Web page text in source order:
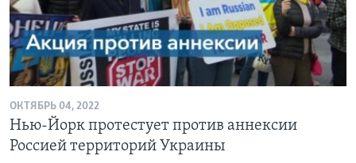
ОКТЯБРЬ 04, 2022
Нью-Йорк протестует против аннексии
Россией территорий Украины